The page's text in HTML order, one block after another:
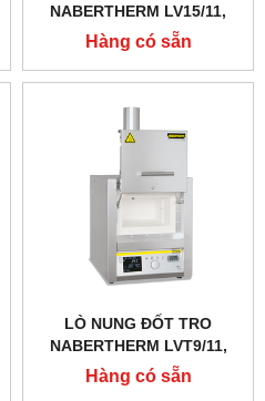
NABERTHERM LV15/11,
1100 ĐỘ 15 LÍT
Hàng có sẵn
LÒ NUNG ĐỐT TRO
NABERTHERM LVT9/11,
1100 ĐỘ 9 LÍT, CỬA TRƯỢT
LÊN
Hàng có sẵn